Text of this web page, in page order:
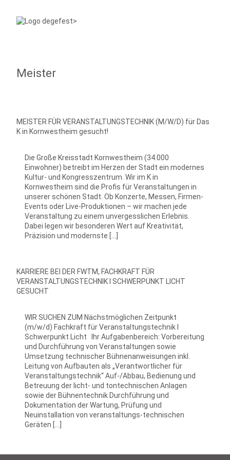
Meister
MEISTER FÜR VERANSTALTUNGSTECHNIK (M/W/D) für Das
K in Kornwestheim gesucht!
Die Große Kreisstadt Kornwestheim (34.000
Einwohner) betreibt im Herzen der Stadt ein modernes
Kultur- und Kongresszentrum. Wir im K in
Kornwestheim sind die Profis für Veranstaltungen in
unserer schönen Stadt. Ob Konzerte, Messen, Firmen-
Events oder Live-Produktionen – wir machen jede
Veranstaltung zu einem unvergesslichen Erlebnis.
Dabei legen wir besonderen Wert auf Kreativität,
Präzision und modernste […]
KARRIERE BEI DER FWTM, FACHKRAFT FÜR
VERANSTALTUNGSTECHNIK I SCHWERPUNKT LICHT
GESUCHT
WIR SUCHEN ZUM Nächstmöglichen Zeitpunkt
(m/w/d) Fachkraft für Veranstaltungstechnik I
Schwerpunkt Licht Ihr Aufgabenbereich: Vorbereitung
und Durchführung von Veranstaltungen sowie
Umsetzung technischer Bühnenanweisungen inkl.
Leitung von Aufbauten als „Verantwortlicher für
Veranstaltungstechnik“ Auf-/Abbau, Bedienung und
Betreuung der licht- und tontechnischen Anlagen
sowie der Bühnentechnik Durchführung und
Dokumentation der Wartung, Prüfung und
Neuinstallation von veranstaltungs-technischen
Geräten […]